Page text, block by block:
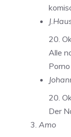
20.
Alle
20.
Der
Amo